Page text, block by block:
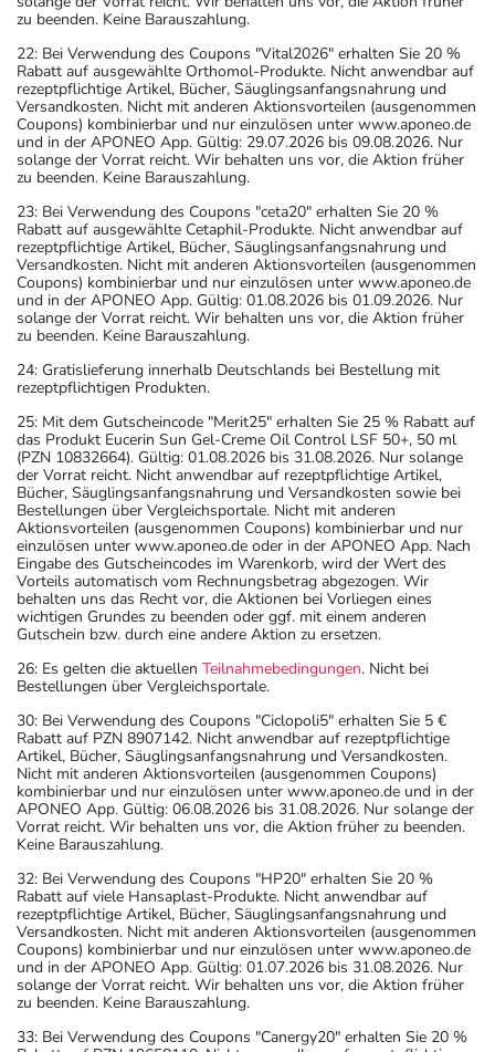
zu beenden. Keine Barauszahlung.
22: Bei Verwendung des Coupons "Vital2026" erhalten Sie 20 %
Rabatt auf ausgewählte Orthomol-Produkte. Nicht anwendbar auf
rezeptpflichtige Artikel, Bücher, Säuglingsanfangsnahrung und
Versandkosten. Nicht mit anderen Aktionsvorteilen (ausgenommen
Coupons) kombinierbar und nur einzulösen unter www.aponeo.de
und in der APONEO App. Gültig: 29.07.2026 bis 09.08.2026. Nur
solange der Vorrat reicht. Wir behalten uns vor, die Aktion früher
zu beenden. Keine Barauszahlung.
23: Bei Verwendung des Coupons "ceta20" erhalten Sie 20 %
Rabatt auf ausgewählte Cetaphil-Produkte. Nicht anwendbar auf
rezeptpflichtige Artikel, Bücher, Säuglingsanfangsnahrung und
Versandkosten. Nicht mit anderen Aktionsvorteilen (ausgenommen
Coupons) kombinierbar und nur einzulösen unter www.aponeo.de
und in der APONEO App. Gültig: 01.08.2026 bis 01.09.2026. Nur
solange der Vorrat reicht. Wir behalten uns vor, die Aktion früher
zu beenden. Keine Barauszahlung.
24: Gratislieferung innerhalb Deutschlands bei Bestellung mit
rezeptpflichtigen Produkten.
25: Mit dem Gutscheincode "Merit25" erhalten Sie 25 % Rabatt auf
das Produkt Eucerin Sun Gel-Creme Oil Control LSF 50+, 50 ml
(PZN 10832664). Gültig: 01.08.2026 bis 31.08.2026. Nur solange
der Vorrat reicht. Nicht anwendbar auf rezeptpflichtige Artikel,
Bücher, Säuglingsanfangsnahrung und Versandkosten sowie bei
Bestellungen über Vergleichsportale. Nicht mit anderen
Aktionsvorteilen (ausgenommen Coupons) kombinierbar und nur
einzulösen unter www.aponeo.de oder in der APONEO App. Nach
Eingabe des Gutscheincodes im Warenkorb, wird der Wert des
Vorteils automatisch vom Rechnungsbetrag abgezogen. Wir
behalten uns das Recht vor, die Aktionen bei Vorliegen eines
wichtigen Grundes zu beenden oder ggf. mit einem anderen
Gutschein bzw. durch eine andere Aktion zu ersetzen.
26: Es gelten die aktuellen Teilnahmebedingungen. Nicht bei
Bestellungen über Vergleichsportale.
30: Bei Verwendung des Coupons "Ciclopoli5" erhalten Sie 5 €
Rabatt auf PZN 8907142. Nicht anwendbar auf rezeptpflichtige
Artikel, Bücher, Säuglingsanfangsnahrung und Versandkosten.
Nicht mit anderen Aktionsvorteilen (ausgenommen Coupons)
kombinierbar und nur einzulösen unter www.aponeo.de und in der
APONEO App. Gültig: 06.08.2026 bis 31.08.2026. Nur solange der
Vorrat reicht. Wir behalten uns vor, die Aktion früher zu beenden.
Keine Barauszahlung.
32: Bei Verwendung des Coupons "HP20" erhalten Sie 20 %
Rabatt auf viele Hansaplast-Produkte. Nicht anwendbar auf
rezeptpflichtige Artikel, Bücher, Säuglingsanfangsnahrung und
Versandkosten. Nicht mit anderen Aktionsvorteilen (ausgenommen
Coupons) kombinierbar und nur einzulösen unter www.aponeo.de
und in der APONEO App. Gültig: 01.07.2026 bis 31.08.2026. Nur
solange der Vorrat reicht. Wir behalten uns vor, die Aktion früher
zu beenden. Keine Barauszahlung.
33: Bei Verwendung des Coupons "Canergy20" erhalten Sie 20 %